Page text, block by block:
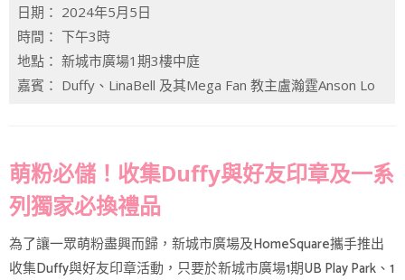
日期： 2024年5月5日
時間： 下午3時
地點： 新城市廣場1期3樓中庭
嘉賓： Duffy、LinaBell 及其Mega Fan 教主盧瀚霆Anson Lo
萌粉必儲！收集Duffy與好友印章及一系
列獨家必換禮品
為了讓一眾萌粉盡興而歸，新城市廣場及HomeSquare攜手推出
收集Duffy與好友印章活動，只要於新城市廣場1期UB Play Park、1